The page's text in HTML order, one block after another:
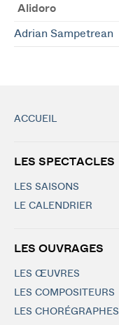
Alidoro
Adrian Sampetrean
ACCUEIL
LES SPECTACLES
LES SAISONS
LE CALENDRIER
LES OUVRAGES
LES ŒUVRES
LES COMPOSITEURS
LES CHORÉGRAPHES